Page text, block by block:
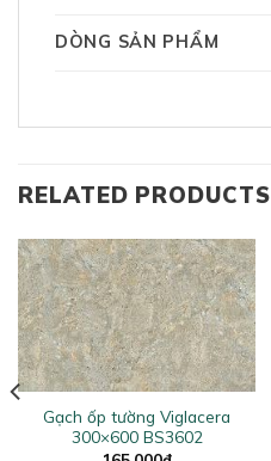
DÒNG SẢN PHẨM
RELATED PRODUCTS
Gạch ốp tường Viglacera
300×600 BS3602